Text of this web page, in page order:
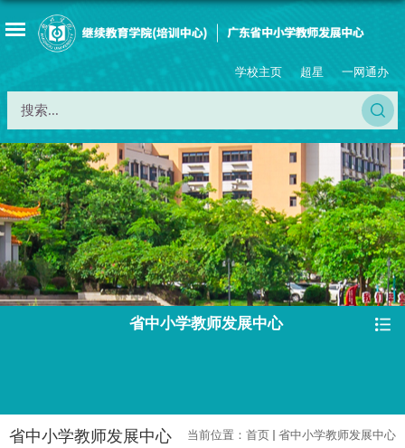
学校主页 超星 一网通办
省中小学教师发展中心
当前位置： 首页 省中小学教师发展中心
省中小学教师发展中心